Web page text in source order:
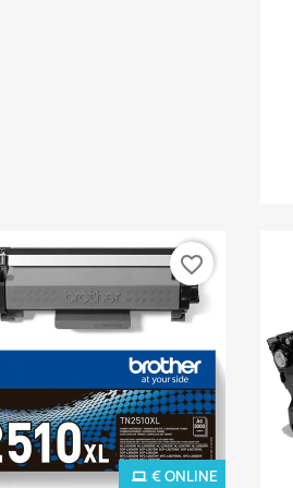
€ ONLINE
favorite_border